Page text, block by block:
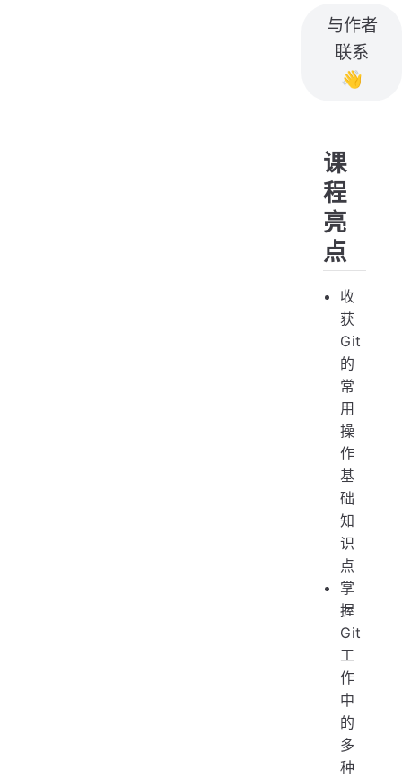
与作者
联系
👋
课
程
亮
点
收
获
Git
的
常
用
操
作
基
础
知
识
点
掌
握
Git
工
作
中
的
多
种